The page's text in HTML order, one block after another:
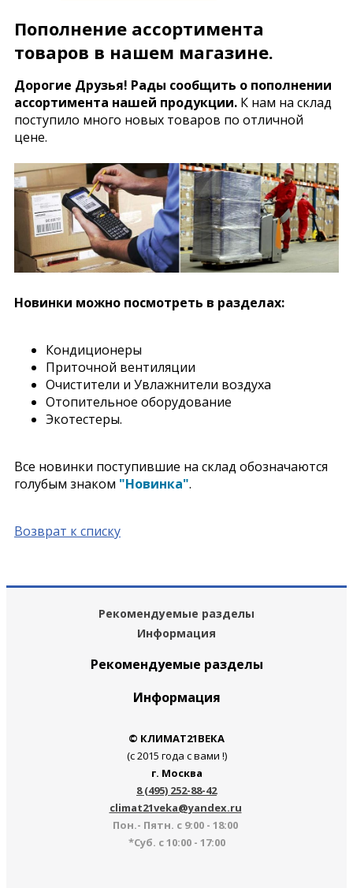
Пополнение ассортимента
товаров в нашем магазине.
Дорогие Друзья! Рады сообщить о пополнении
ассортимента нашей продукции. К нам на склад
поступило много новых товаров по отличной
цене.
Новинки можно посмотреть в разделах:
Кондиционеры
Приточной вентиляции
Очистители и Увлажнители воздуха
Отопительное оборудование
Экотестеры.
Все новинки поступившие на склад обозначаются
голубым знаком "Новинка".
Возврат к списку
Рекомендуемые разделы
Информация
Рекомендуемые разделы
Информация
© КЛИМАТ21ВЕКА
(с 2015 года с вами !)
г. Москва
8 (495) 252-88-42
climat21veka@yandex.ru
Пон.- Пятн. с 9:00 - 18:00
*Суб. с 10:00 - 17:00